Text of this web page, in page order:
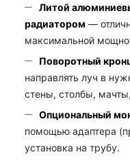
Литой
радиатором —
максимальной
Поворотный
направлять луч в
стены, столбы,
Опциональный
помощью адаптера
установка на трубу.